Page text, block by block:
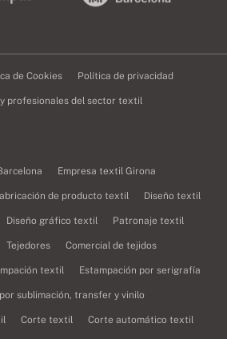
de Cookies Política de privacidad
y profesionales del sector textil
Empresa textil Girona
de producto textil Diseño textil
Diseño gráfico textil Patronaje textil
Tejedores Comercial de tejidos
textil Estampación por serigrafía
sublimación, transfer y vinilo
Corte textil Corte automático textil